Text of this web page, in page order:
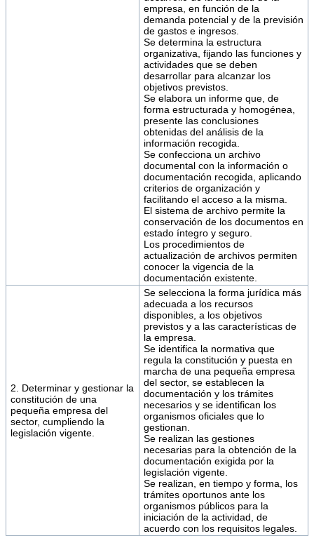
empresa, en función de la
demanda potencial y de la previsión
de gastos e ingresos.
Se determina la estructura
organizativa, fijando las funciones y
actividades que se deben
desarrollar para alcanzar los
objetivos previstos.
Se elabora un informe que, de
forma estructurada y homogénea,
presente las conclusiones
obtenidas del análisis de la
información recogida.
Se confecciona un archivo
documental con la información o
documentación recogida, aplicando
criterios de organización y
facilitando el acceso a la misma.
El sistema de archivo permite la
conservación de los documentos en
estado íntegro y seguro.
Los procedimientos de
actualización de archivos permiten
conocer la vigencia de la
documentación existente.
2. Determinar y gestionar la
constitución de una
pequeña empresa del
sector, cumpliendo la
legislación vigente.
Se selecciona la forma jurídica más
adecuada a los recursos
disponibles, a los objetivos
previstos y a las características de
la empresa.
Se identifica la normativa que
regula la constitución y puesta en
marcha de una pequeña empresa
del sector, se establecen la
documentación y los trámites
necesarios y se identifican los
organismos oficiales que lo
gestionan.
Se realizan las gestiones
necesarias para la obtención de la
documentación exigida por la
legislación vigente.
Se realizan, en tiempo y forma, los
trámites oportunos ante los
organismos públicos para la
iniciación de la actividad, de
acuerdo con los requisitos legales.